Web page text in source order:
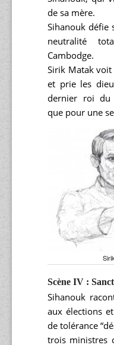
de sa mère.
Sihanouk défie
neutralité
Cambodge.
Sirik Matak
et prie les
dernier roi du
que pour une
Scène IV :
Sihanouk
aux élections
de tolérance
trois ministres